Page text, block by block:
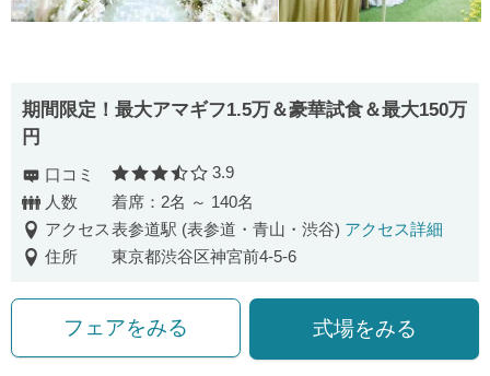
期間限定！最大アマギフ1.5万＆豪華試食＆最大150万
円
口コミ 口コミ評価
3.9
人数
着席：2名 ～ 140名
アクセス表参道駅 (表参道・青山・渋谷) アクセス詳細
住所
東京都渋谷区神宮前4-5-6
フェアをみる 式場をみる